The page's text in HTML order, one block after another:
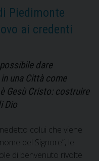
è
più
vicino
immaginiamo
Piedimonte
ai credenti
dare
una Città come
Gesù Cristo: costruire
Dio
colui che viene
del Signore”, le
di benvenuto rivolte